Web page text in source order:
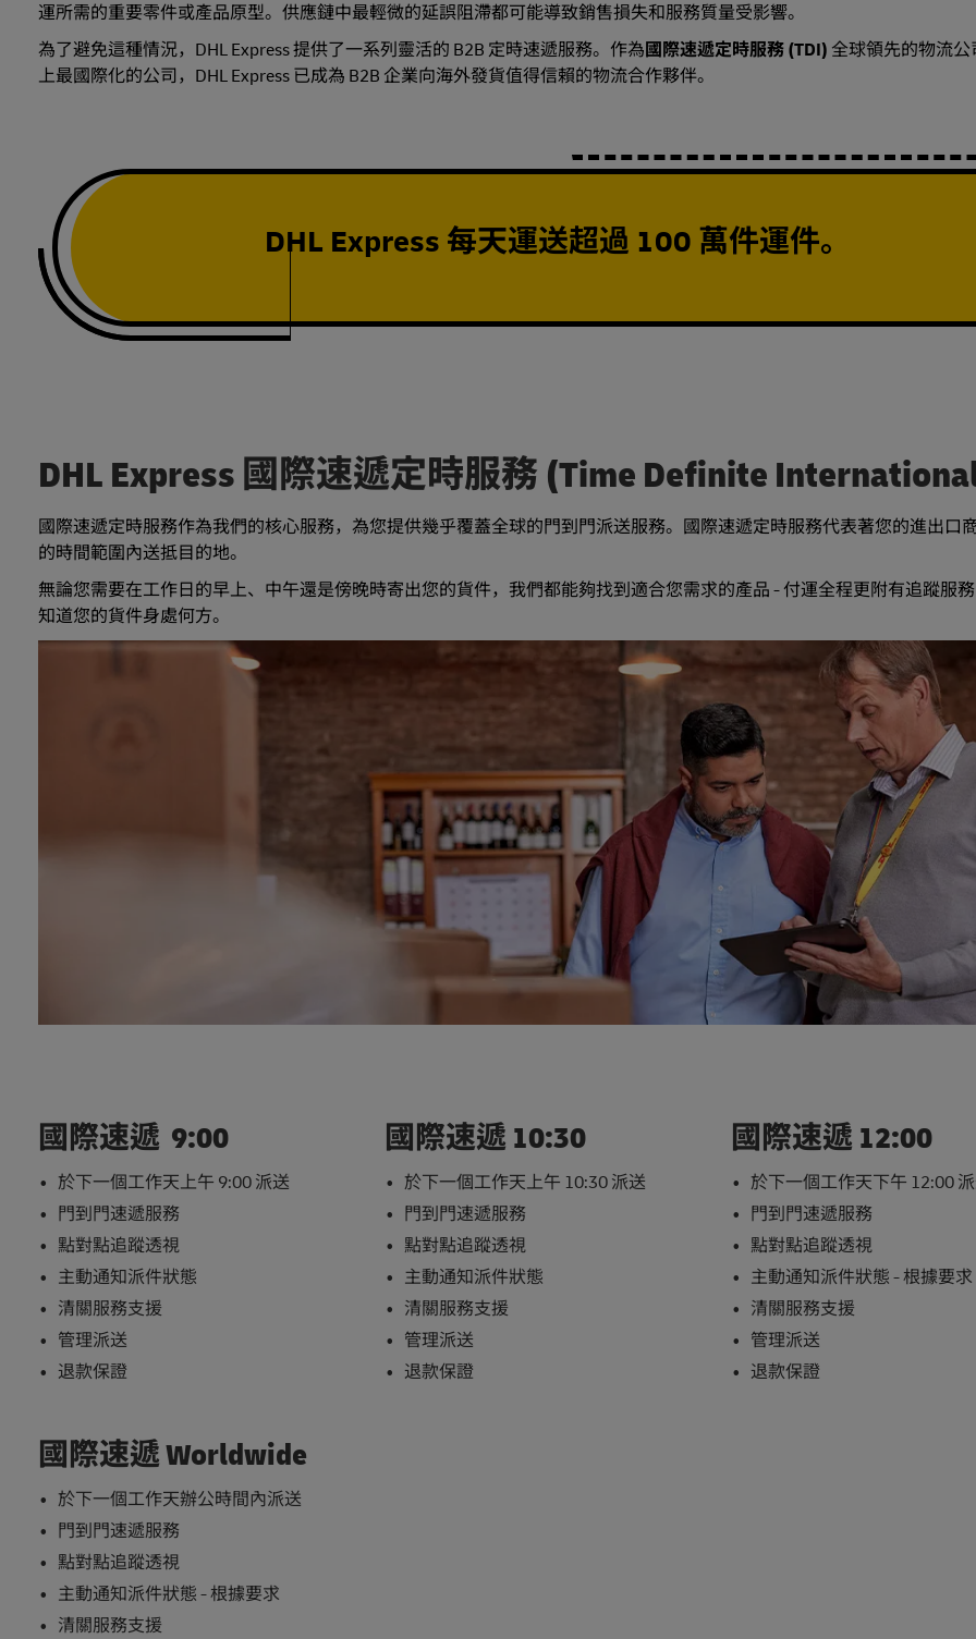
運所需的重要零件或產品原型。供應鏈中最輕微的延誤阻滯都可能導致銷售損失和服務質量受影響。
為了避免這種情況，DHL Express 提供了一系列靈活的 B2B 定時速遞服務。作為 國際速遞定時服務 (TDI) 全球領先的物流
上最國際化的公司，DHL Express 已成為 B2B 企業向海外發貨值得信賴的物流合作夥伴。
DHL Express 每天運送超過 100 萬件運件。
DHL Express 國際速遞定時服務 (Time Definite
國際速遞定時服務作為我們的核心服務，為您提供幾乎覆蓋全球的門到門派送服務。國際速遞定時服務代表著您的進出口
的時間範圍內送抵目的地。
無論您需要在工作日的早上、中午還是傍晚時寄出您的貨件，我們都能夠找到適合您需求的產品 - 付運全程更附有追蹤服
知道您的貨件身處何方。
國際速遞 9:00
於下一個工作天上午 9:00 派送
門到門速遞服務
點對點追蹤透視
主動通知派件狀態
清關服務支援
管理派送
退款保證
國際速遞 10:30
於下一個工作天上午 10:30 派送
門到門速遞服務
點對點追蹤透視
主動通知派件狀態
清關服務支援
管理派送
退款保證
國際速遞 12:00
於下一個工作天下午 12:00
門到門速遞服務
點對點追蹤透視
主動通知派件狀態 - 根據要求
清關服務支援
管理派送
退款保證
國際速遞 Worldwide
於下一個工作天辦公時間內派送
門到門速遞服務
點對點追蹤透視
主動通知派件狀態 - 根據要求
清關服務支援